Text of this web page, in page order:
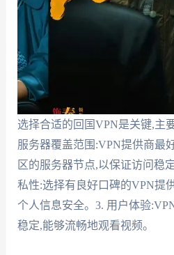
选择合适的回国VPN是关键,主
服务器覆盖范围:VPN提供商最
区的服务器节点,以保证访问稳
私性:选择有良好口碑的VPN提
个人信息安全。3. 用户体验
稳定,能够流畅地观看视频。